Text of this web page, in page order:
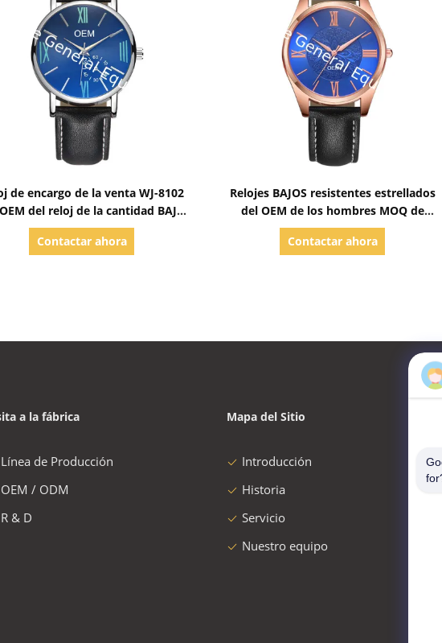
de encargo de la venta WJ-8102
del reloj de la cantidad BAJA
de cuero de alta calidad de alta
encantadora caliente de la
Contactar ahora
Relojes BAJOS resistentes estrellados
del OEM de los hombres MOQ de
agua de la correa de cuero del reloj
de los caballeros de Vogue del diseño
Contactar ahora
a la fábrica
Línea de Producción
OEM / ODM
R & D
Mapa del Sitio
Introducción
Historia
Servicio
Nuestro equipo